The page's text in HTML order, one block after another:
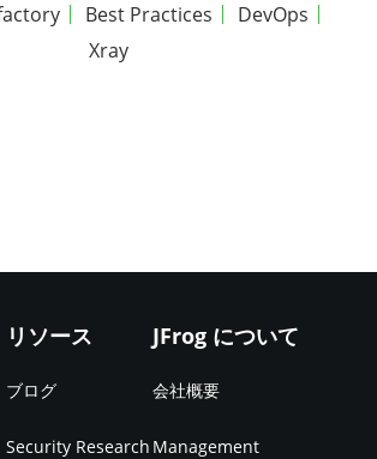
Best Practices
DevOps
Xray
リソース
ブログ
Security Research
JFrog について
会社概要
Management